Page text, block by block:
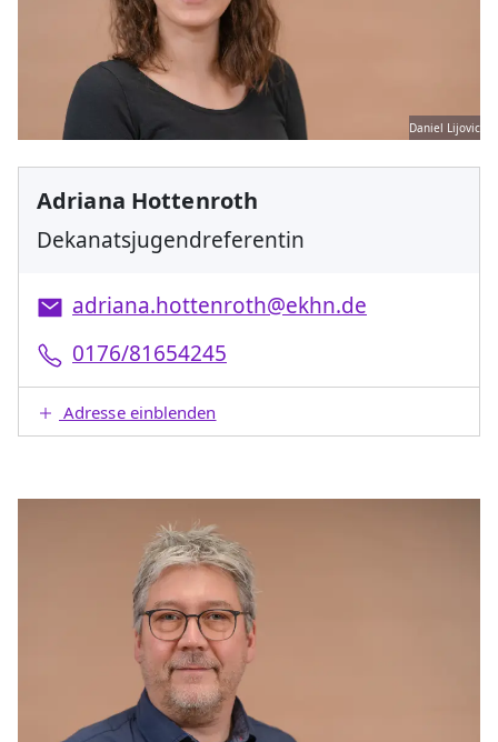
Daniel Lijovic
Adriana Hottenroth
Dekanatsjugendreferentin
adriana.hottenroth@ekhn.de
0176/81654245
Adresse einblenden